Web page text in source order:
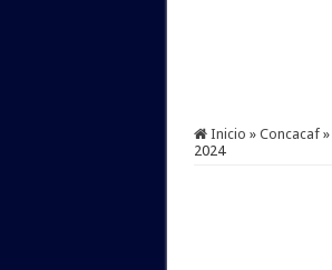
Inicio » Concacaf »
2024